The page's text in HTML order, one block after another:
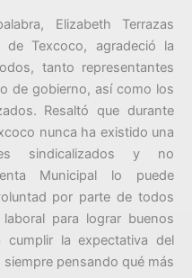
Elizabeth Terrazas
de Texcoco, agradeció la
tanto representantes
de gobierno, así como los
Resaltó que durante
nunca ha existido una
sindicalizados y no
Municipal lo puede
por parte de todos
para lograr buenos
la expectativa del
pensando qué más